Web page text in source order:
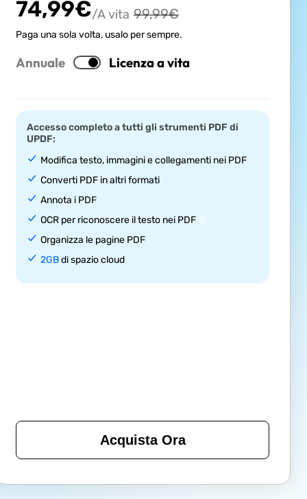
74,99€/A vita 99,99€
Paga una sola volta, usalo per sempre.
Annuale Licenza a vita
Accesso completo a tutti gli strumenti PDF di
UPDF:
Modifica testo, immagini e collegamenti nei PDF
Converti PDF in altri formati
Annota i PDF
OCR per riconoscere il testo nei PDF
Organizza le pagine PDF
2GBdi spazio cloud
Acquista Ora